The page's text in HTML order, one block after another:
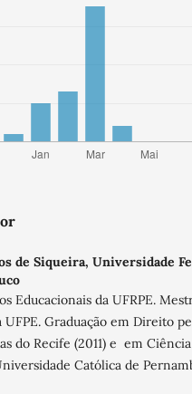
de Siqueira, Universidade
Educacionais da UFRPE.
UFPE. Graduação em Direito
do Recife (2011) e em
Católica de